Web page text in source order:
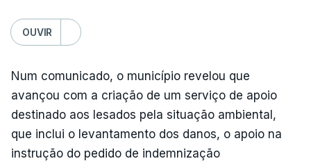
OUVIR
Num comunicado, o município revelou que
avançou com a criação de um serviço de apoio
destinado aos lesados pela situação ambiental,
que inclui o levantamento dos danos, o apoio na
instrução do pedido de indemnização